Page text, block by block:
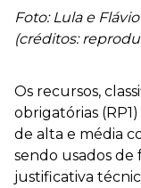
Foto: Lula e
(créditos:
Os recursos,
obrigatórias
de alta e média
sendo usados de
justificativa